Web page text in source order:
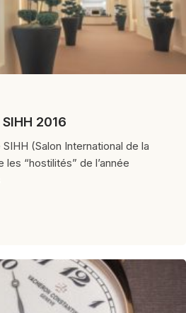
2016
(Salon International de la
“hostilités” de l’année